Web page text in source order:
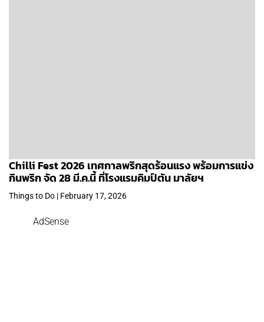
Chilli Fest 2026 เทศกาลพริกสุดร้อนแรง พร้อมการแข่ง
กินพริก จัด 28 มี.ค.นี้ ที่โรงแรมคิมป์ตัน มาลัยฯ
Things to Do | February 17, 2026
AdSense